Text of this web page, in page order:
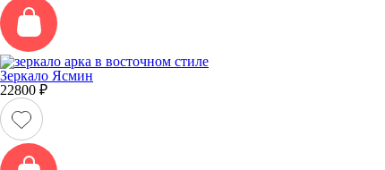
Зеркало Ясмин
22800 ₽